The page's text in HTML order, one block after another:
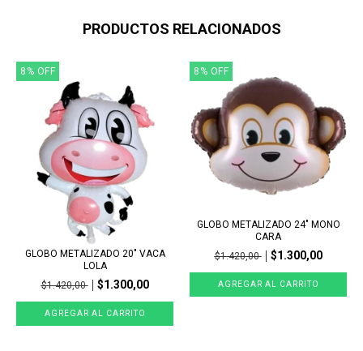
PRODUCTOS RELACIONADOS
8 % OFF
GLOBO METALIZADO 20" VACA
LOLA
$1.420,00
$1.300,00
8 % OFF
GLOBO METALIZADO 24" MONO
CARA
$1.420,00
$1.300,00